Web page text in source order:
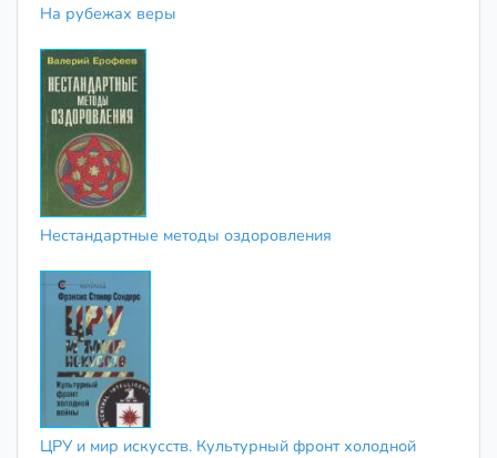
На рубежах веры
Нестандартные методы оздоровления
ЦРУ и мир искусств. Культурный фронт холодной